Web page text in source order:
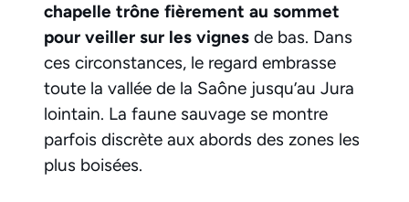
chapelle trône fièrement au sommet
pour veiller sur les vignes de bas. Dans
ces circonstances, le regard embrasse
toute la vallée de la Saône jusqu’au Jura
lointain. La faune sauvage se montre
parfois discrète aux abords des zones les
plus boisées.